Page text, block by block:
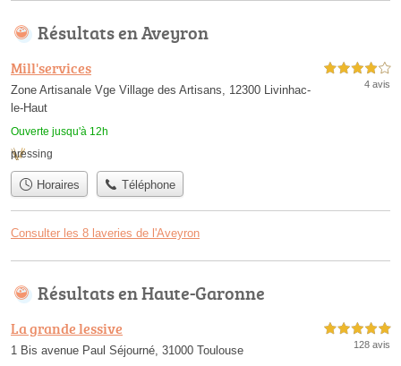
Résultats en Aveyron
Mill'services
Zone Artisanale Vge Village des Artisans, 12300 Livinhac-
le-Haut
Ouverte jusqu'à 12h
4,0 étoiles sur 5
4 avis
pressing
Horaires Téléphone
Consulter les 8 laveries de l'Aveyron
Résultats en Haute-Garonne
La grande lessive
1 Bis avenue Paul Séjourné, 31000 Toulouse
5,0 étoiles sur 5
128 avis